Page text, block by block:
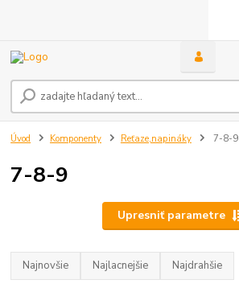
Úvod Komponenty Reťaze,napináky 7-8-9
7-8-9
Upresniť parametre
Najnovšie Najlacnejšie Najdrahšie